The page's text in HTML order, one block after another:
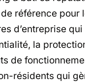
référence pour
d’entreprise
la
de
résidents qui